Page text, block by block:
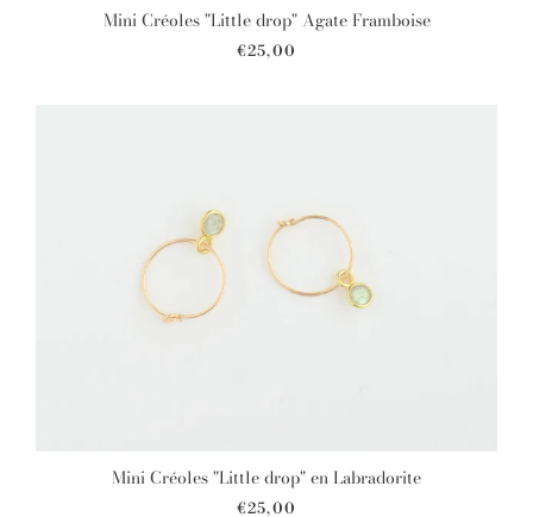
Mini Créoles "Little drop" Agate Framboise
€25,00
Mini Créoles "Little drop" en Labradorite
€25,00